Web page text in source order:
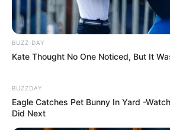
BUZZ DAY
Kate Thought No One Noticed, But It
BUZZDAY
Eagle Catches Pet Bunny In Yard -
Did Next